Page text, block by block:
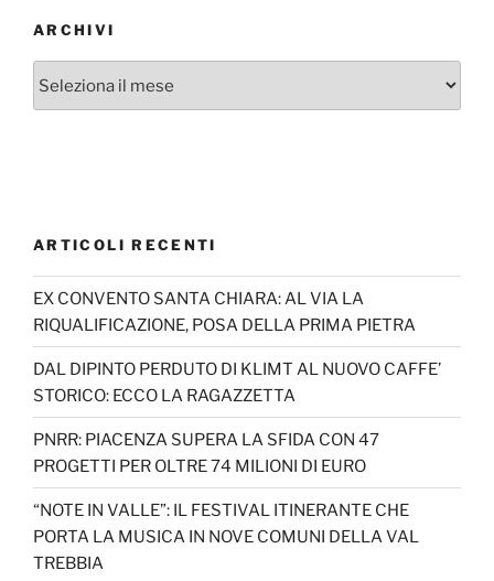
ARCHIVI
ARTICOLI RECENTI
EX CONVENTO SANTA CHIARA: AL VIA LA
RIQUALIFICAZIONE, POSA DELLA PRIMA PIETRA
DAL DIPINTO PERDUTO DI KLIMT AL NUOVO CAFFE’
STORICO: ECCO LA RAGAZZETTA
PNRR: PIACENZA SUPERA LA SFIDA CON 47
PROGETTI PER OLTRE 74 MILIONI DI EURO
“NOTE IN VALLE”: IL FESTIVAL ITINERANTE CHE
PORTA LA MUSICA IN NOVE COMUNI DELLA VAL
TREBBIA